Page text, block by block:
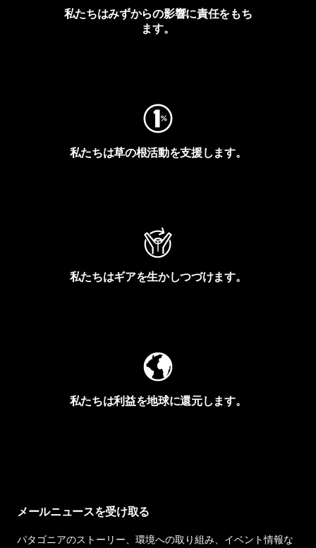
私たちはみずからの影響に責任をもち
ます。
私たちは草の根活動を支援します。
私たちはギアを生かしつづけます。
私たちは利益を地球に還元します。
メールニュースを受け取る
パタゴニアのストーリー、環境への取り組み、イベント情報な